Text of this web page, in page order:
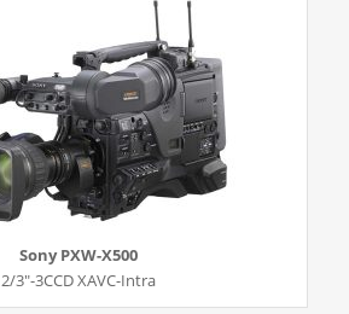
Sony PXW-X500
2/3″-3CCD XAVC-Intra